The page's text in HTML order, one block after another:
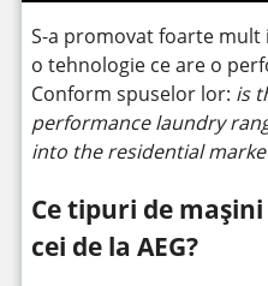
S-a promovat foarte mult
o tehnologie ce are o
Conform spuselor lor: is
performance laundry
into the residential
Ce tipuri de
cei de la AEG?